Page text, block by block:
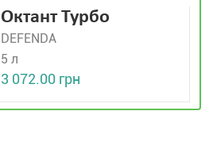
Октант Турбо
DEFENDA
5 л
3 072.00 грн